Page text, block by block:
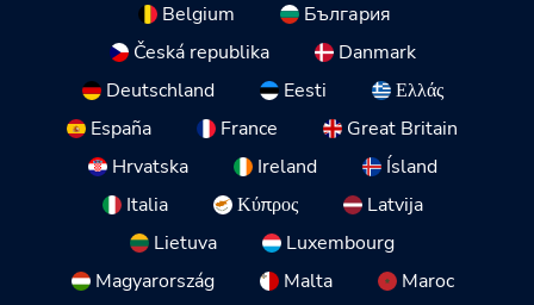
Belgium
България
Česká republika
Danmark
Deutschland
Eesti
Ελλάς
España
France
Great Britain
Hrvatska
Ireland
Ísland
Italia
Κύπρος
Latvija
Lietuva
Luxembourg
Magyarország
Malta
Maroc